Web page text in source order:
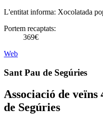
L'entitat informa: Xocolatada
Portem recaptats:
369€
Web
Sant Pau de Segúries
Associació de veïns
de Segúries